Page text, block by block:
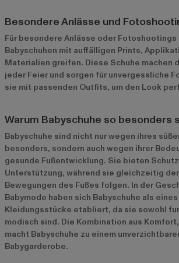
Besondere Anlässe und
Für besondere Anlässe oder Fotoshootings
Babyschuhen mit auffälligen Prints,
Materialien greifen. Diese Schuhe machen
jeder Feier und sorgen für unvergessliche
sie mit passenden Outfits, um den Look
Warum Babyschuhe so besonders
Babyschuhe sind nicht nur wegen ihres
besonders, sondern auch wegen ihrer
gesunde Fußentwicklung. Sie bieten
Unterstützung, während sie gleichzeitig
Bewegungen des Fußes folgen. In der
Babymode haben sich Babyschuhe als
Kleidungsstücke etabliert, da sie sowohl
modisch sind. Die Kombination aus
macht Babyschuhe zu einem
Babygarderobe.